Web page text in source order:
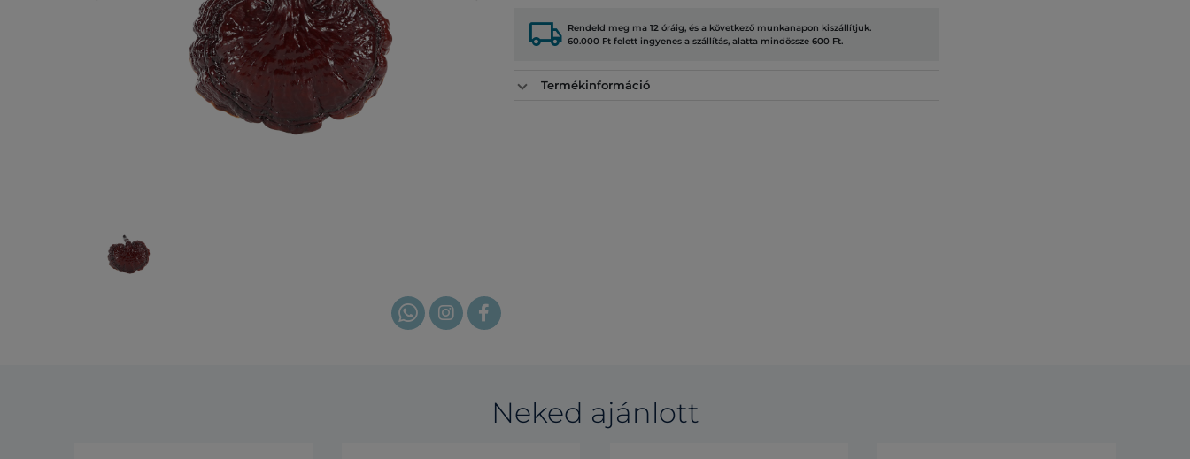
local_shipping Rendeld meg ma 12 óráig, és a következő munkanapon kiszállítjuk.
60.000 Ft felett ingyenes a szállítás, alatta mindössze 600 Ft.
Termékinformáció
Neked ajánlott